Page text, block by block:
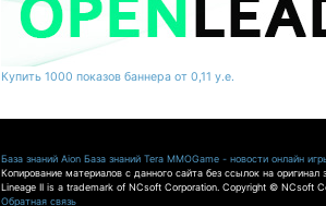
Купить 1000 показов баннера от 0,11 у.е.
База знаний Aion База знаний Tera MMOGame - новости онлайн
Копирование материалов с данного сайта без ссылок на оригинал
Lineage II is a trademark of NCsoft Corporation. Copyright © NCsoft
Обратная связь